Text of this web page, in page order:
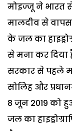
मोइज्जू ने भारत
मालदीव से
के जल का
से मना कर दिया
सरकार से पहले
सोलिह और
8 जून 2019 को
जल का